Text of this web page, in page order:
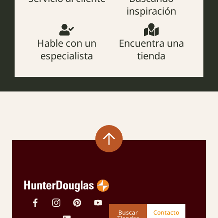
inspiración
Hable con un
especialista
Encuentra una
tienda
Buscar Contacto